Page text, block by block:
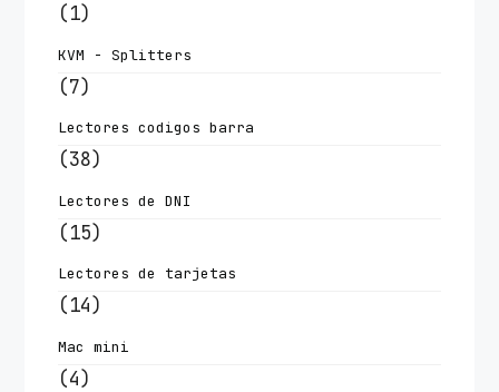
(1)
KVM - Splitters
(7)
Lectores codigos barra
(38)
Lectores de DNI
(15)
Lectores de tarjetas
(14)
Mac mini
(4)